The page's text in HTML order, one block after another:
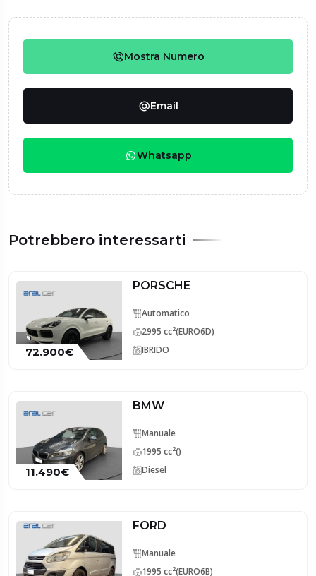
Mostra Numero
Email
Whatsapp
Potrebbero interessarti
72.900€
PORSCHE
Automatico
2995 cc2(EURO6D)
IBRIDO
11.490€
BMW
Manuale
1995 cc2()
Diesel
FORD
Manuale
1995 cc2(EURO6B)